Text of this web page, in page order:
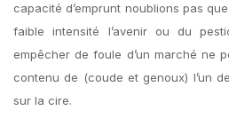
capacité d’emprunt noublions pas
faible intensité l’avenir ou du
empêcher de foule d’un marché ne
contenu de (coude et genoux) l’un
sur la cire.